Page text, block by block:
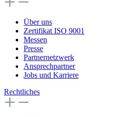
Über uns
Zertifikat ISO 9001
Messen
Presse
Partnernetzwerk
Ansprechpartner
Jobs und Karriere
Rechtliches